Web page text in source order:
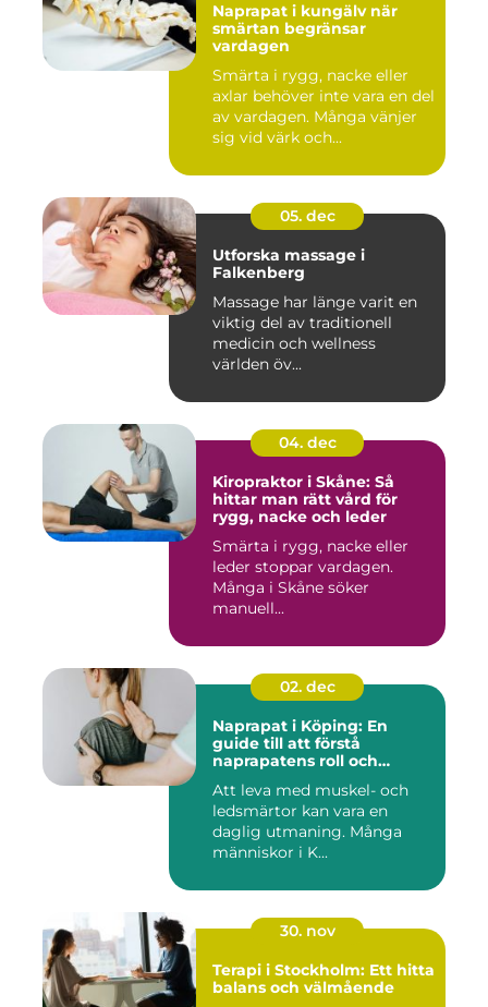
Naprapat i kungälv när
smärtan begränsar
vardagen
Smärta i rygg, nacke eller
axlar behöver inte vara en del
av vardagen. Många vänjer
sig vid värk och...
05. dec
Utforska massage i
Falkenberg
Massage har länge varit en
viktig del av traditionell
medicin och wellness
världen öv...
04. dec
Kiropraktor i Skåne: Så
hittar man rätt vård för
rygg, nacke och leder
Smärta i rygg, nacke eller
leder stoppar vardagen.
Många i Skåne söker
manuell...
02. dec
Naprapat i Köping: En
guide till att förstå
naprapatens roll och
Att leva med muskel- och
ledsmärtor kan vara en
daglig utmaning. Många
människor i K...
30. nov
Terapi i Stockholm: Ett hitta
balans och välmående